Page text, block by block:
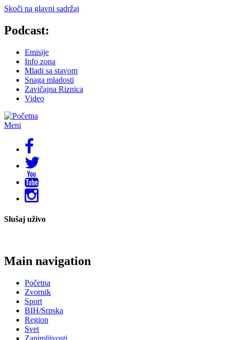
Skoči na glavni sadržaj
Podcast:
Emisije
Info zona
Mladi sa stavom
Snaga mladosti
Zavičajna Riznica
Video
Meni
Slušaj uživo
Main navigation
Početna
Zvornik
Sport
BIH/Srpska
Region
Svet